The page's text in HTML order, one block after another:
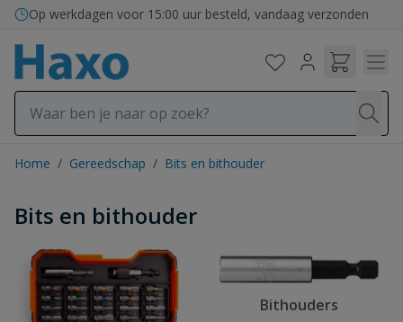
Ga naar de inhoud
Op werkdagen voor 15:00 uur besteld, vandaag verzonden
Home / Gereedschap / Bits en bithouder
Bits en bithouder
Bithouders